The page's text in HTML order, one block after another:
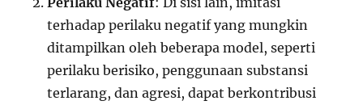
terhadap perilaku negatif yang mungkin
ditampilkan oleh beberapa model, seperti
perilaku berisiko, penggunaan substansi
terlarang, dan agresi, dapat berkontribusi